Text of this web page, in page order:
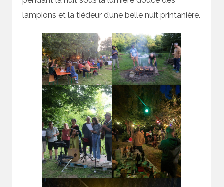
lampions et la tiédeur d’une belle nuit printanière.